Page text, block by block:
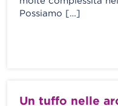
Possiamo […]
Un tuffo nelle